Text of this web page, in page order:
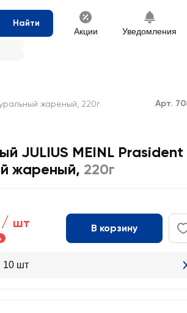
Найти
Акции Уведомления
жареный, 220г Арт.
JULIUS MEINL Prasident
жареный, 220г
/ шт В корзину
10 шт